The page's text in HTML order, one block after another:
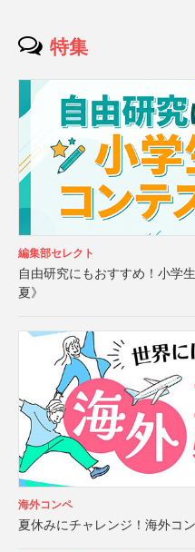
特集
編集部セレクト
自由研究にもおすすめ！小学
夏》
海外コンペ
夏休みにチャレンジ！海外コ